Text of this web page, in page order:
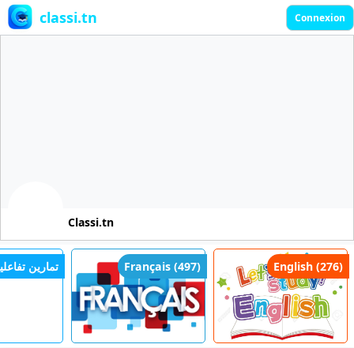
classi.tn Connexion
Classi.tn
تمارين Français (497) English (276)